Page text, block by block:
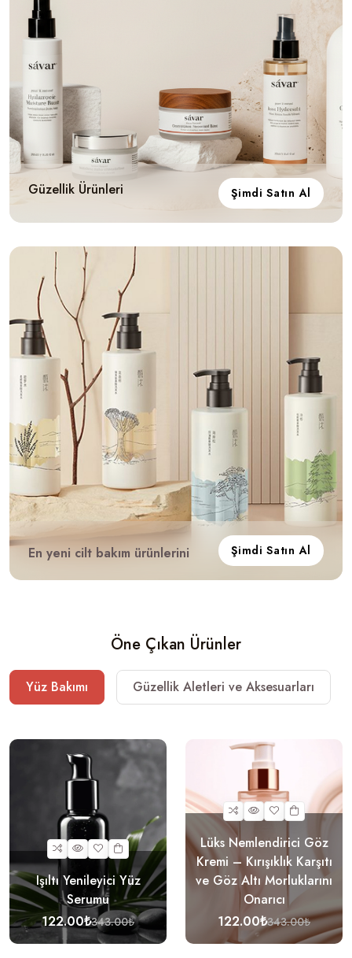
Güzellik Ürünleri Şimdi Satın Al
En yeni cilt bakım ürünlerini Şimdi Satın Al
Öne Çıkan Ürünler
Yüz Bakımı Güzellik Aletleri ve Aksesuarları
Işıltı Yenileyici Yüz
Serumu
122.00₺343.00₺
Lüks Nemlendirici Göz
Kremi – Kırışıklık Karşıtı
ve Göz Altı Morluklarını
Onarıcı
122.00₺343.00₺